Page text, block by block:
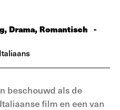
Drama, Romantisch -
beschouwd als de
film en een van